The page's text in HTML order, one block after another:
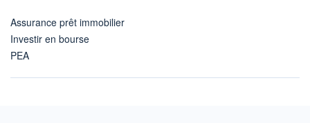
Assurance prêt immobilier
Investir en bourse
PEA